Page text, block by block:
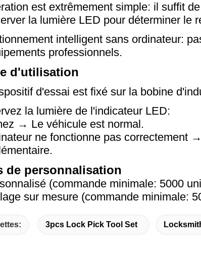
est extrêmement simple: il suffit
la lumière LED pour déterminer le
intelligent sans ordinateur:
professionnels.
d'utilisation
d'essai est fixé sur la bobine
la lumière de l'indicateur LED:
→ Le véhicule est normal.
ne fonctionne pas correctement
de personnalisation
(commande minimale: 5000
sur mesure (commande minimale:
3pcs Lock Pick Tool Set